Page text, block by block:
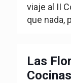
viaje al II
que nada,
Las